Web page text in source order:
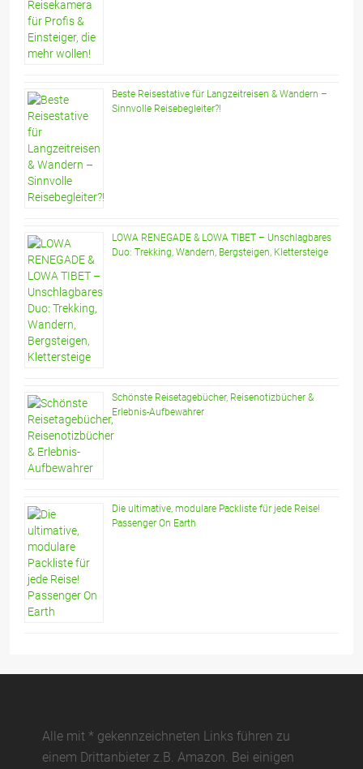
Beste Reisestative für Langzeitreisen & Wandern –
Sinnvolle Reisebegleiter?!
LOWA RENEGADE & LOWA TIBET – Unschlagbares
Duo: Trekking, Wandern, Bergsteigen, Klettersteige
Schönste Reisetagebücher, Reisenotizbücher &
Erlebnis-Aufbewahrer
Die ultimative, modulare Packliste für jede Reise!
Passenger On Earth
Alle mit * gekennzeichneten Links führen zu
einem Drittanbieter z.B. Amazon. Bei einigen